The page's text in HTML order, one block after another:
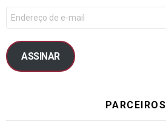
ASSINAR
PARCEIROS